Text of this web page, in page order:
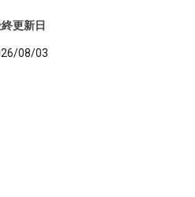
更新日
08/03